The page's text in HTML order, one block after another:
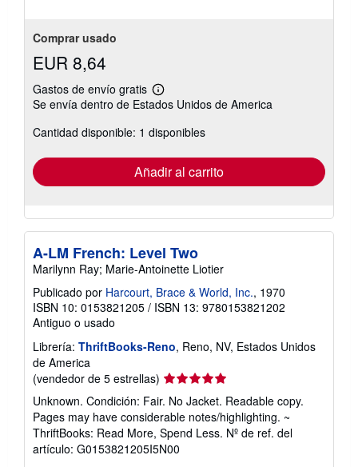
Comprar usado
EUR 8,64
Gastos de envío gratis
Más
información
las
tarifas
envío
Se envía dentro de Estados Unidos de America
Cantidad disponible: 1 disponibles
Añadir al carrito
A-LM French: Level Two
Marilynn Ray; Marie-Antoinette Liotier
Publicado por Harcourt, Brace & World, Inc., 1970
ISBN 10: 0153821205 / ISBN 13: 9780153821202
Antiguo o usado
Librería: ThriftBooks-Reno, Reno, NV, Estados Unidos
de America
(vendedor de 5 estrellas) Calificación
del
vendedor:
5
de
5
Unknown. Condición: Fair. No Jacket. Readable copy.
Pages may have considerable notes/highlighting. ~
ThriftBooks: Read More, Spend Less. Nº de ref. del
artículo: G0153821205I5N00